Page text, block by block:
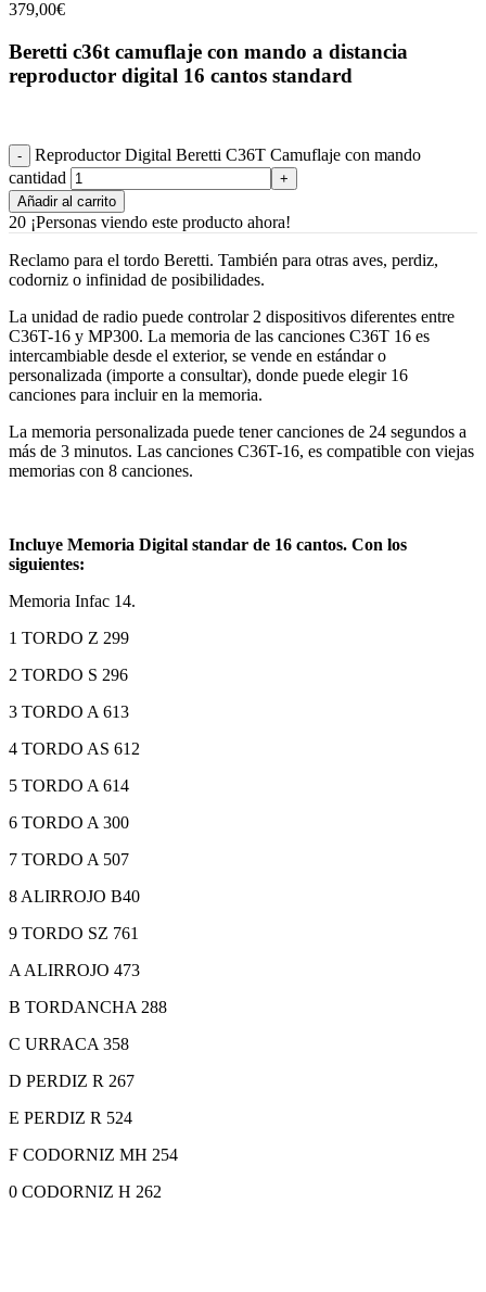
379,00€
Beretti c36t camuflaje con mando a distancia
reproductor digital 16 cantos standard
Reproductor Digital Beretti C36T Camuflaje con mando
cantidad
Añadir al carrito
20 ¡Personas viendo este producto ahora!
Reclamo para el tordo Beretti. También para otras aves, perdiz,
codorniz o infinidad de posibilidades.
La unidad de radio puede controlar 2 dispositivos diferentes entre
C36T-16 y MP300. La memoria de las canciones C36T 16 es
intercambiable desde el exterior, se vende en estándar o
personalizada (importe a consultar), donde puede elegir 16
canciones para incluir en la memoria.
La memoria personalizada puede tener canciones de 24 segundos a
más de 3 minutos. Las canciones C36T-16, es compatible con viejas
memorias con 8 canciones.
Incluye Memoria Digital standar de 16 cantos. Con los
siguientes:
Memoria Infac 14.
1 TORDO Z 299
2 TORDO S 296
3 TORDO A 613
4 TORDO AS 612
5 TORDO A 614
6 TORDO A 300
7 TORDO A 507
8 ALIRROJO B40
9 TORDO SZ 761
A ALIRROJO 473
B TORDANCHA 288
C URRACA 358
D PERDIZ R 267
E PERDIZ R 524
F CODORNIZ MH 254
0 CODORNIZ H 262